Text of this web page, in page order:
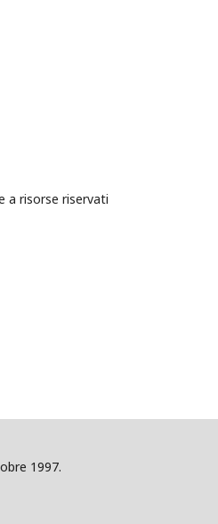
a risorse riservati
1997.